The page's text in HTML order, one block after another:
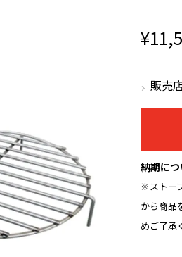
販売
納期に
※ストー
から商品
めご了承